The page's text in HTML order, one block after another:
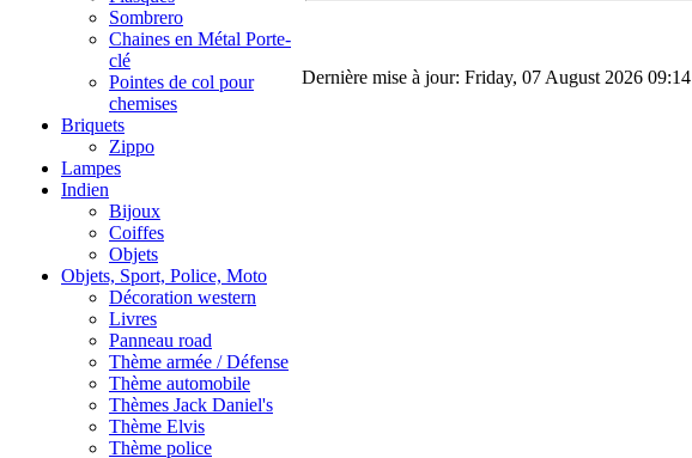
Sombrero
Chaines en Métal Porte-
clé
Pointes de col pour
chemises
Briquets
Zippo
Lampes
Indien
Bijoux
Coiffes
Objets
Objets, Sport, Police, Moto
Décoration western
Livres
Panneau road
Thème armée / Défense
Thème automobile
Thèmes Jack Daniel's
Thème Elvis
Thème police
Dernière mise à jour: Friday, 07 August 2026 09:14